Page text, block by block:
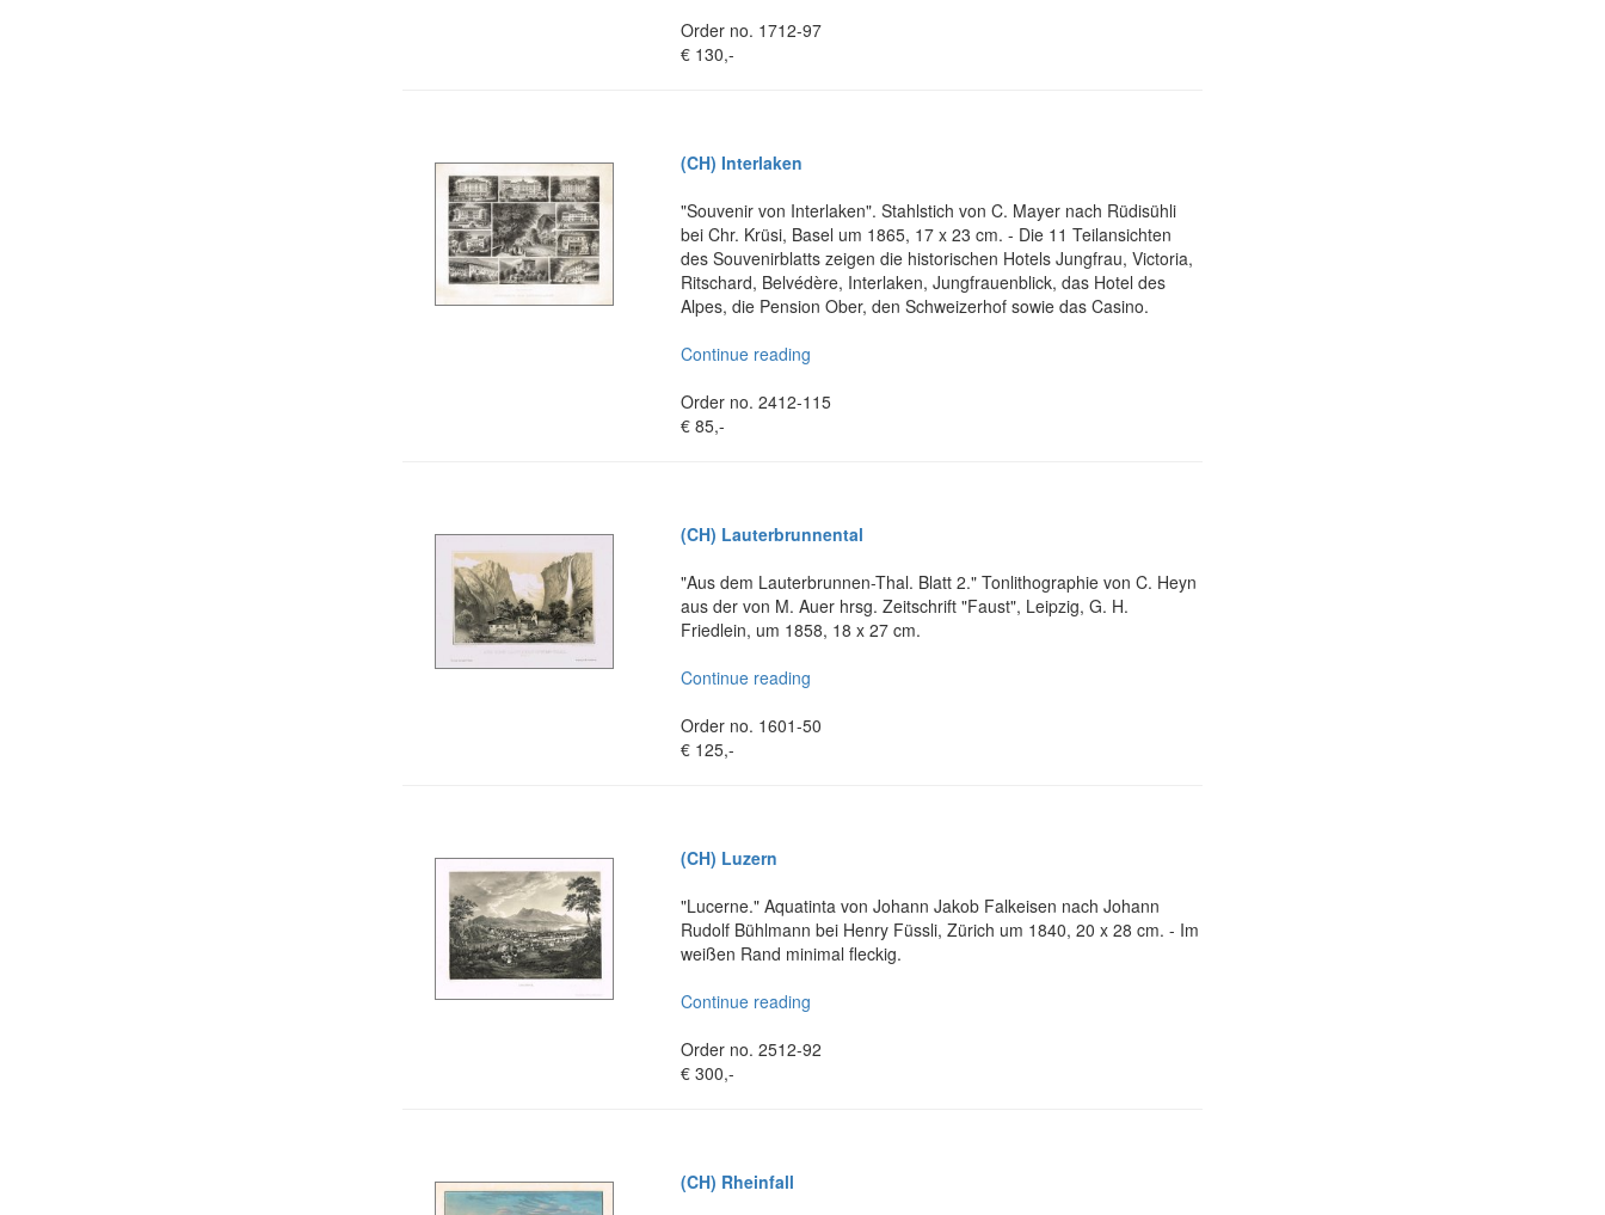
Order no. 1712-97
€ 130,-
(CH) Interlaken
"Souvenir von Interlaken". Stahlstich von C. Mayer nach Rüdisühli
bei Chr. Krüsi, Basel um 1865, 17 x 23 cm. - Die 11 Teilansichten
des Souvenirblatts zeigen die historischen Hotels Jungfrau, Victoria,
Ritschard, Belvédère, Interlaken, Jungfrauenblick, das Hotel des
Alpes, die Pension Ober, den Schweizerhof sowie das Casino.
Continue reading
Order no. 2412-115
€ 85,-
(CH) Lauterbrunnental
"Aus dem Lauterbrunnen-Thal. Blatt 2." Tonlithographie von C. Heyn
aus der von M. Auer hrsg. Zeitschrift "Faust", Leipzig, G. H.
Friedlein, um 1858, 18 x 27 cm.
Continue reading
Order no. 1601-50
€ 125,-
(CH) Luzern
"Lucerne." Aquatinta von Johann Jakob Falkeisen nach Johann
Rudolf Bühlmann bei Henry Füssli, Zürich um 1840, 20 x 28 cm. - Im
weißen Rand minimal fleckig.
Continue reading
Order no. 2512-92
€ 300,-
(CH) Rheinfall